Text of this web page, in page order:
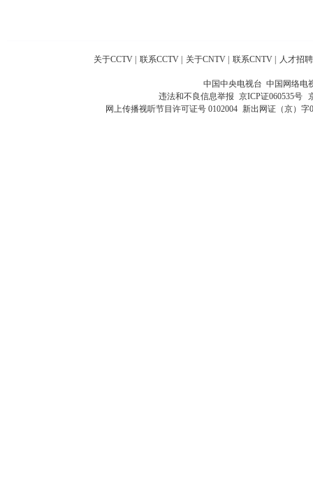
关于CCTV 联系CCTV 关于CNTV 联系CNTV 人才招聘
中国中央电视台 中国网络电
违法和不良信息举报 京ICP证060535号
网上传播视听节目许可证号 0102004 新出网证（京）